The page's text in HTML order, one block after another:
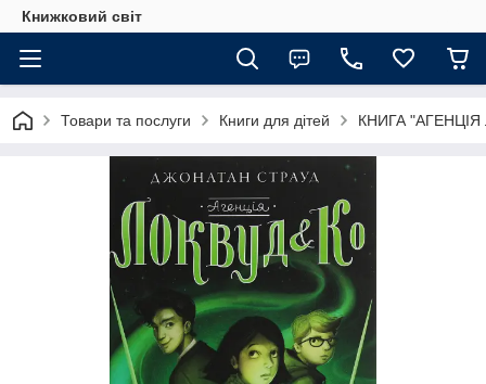
Книжковий світ
Товари та послуги Книги для дітей КНИГА "АГЕНЦІЯ